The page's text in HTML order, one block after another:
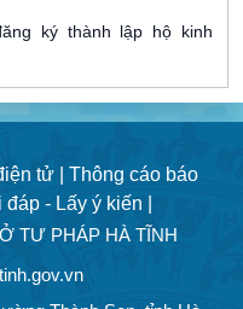
ký thành lập hộ kinh
tử |
Thông cáo báo
đáp - Lấy ý kiến |
TƯ PHÁP HÀ TĨNH